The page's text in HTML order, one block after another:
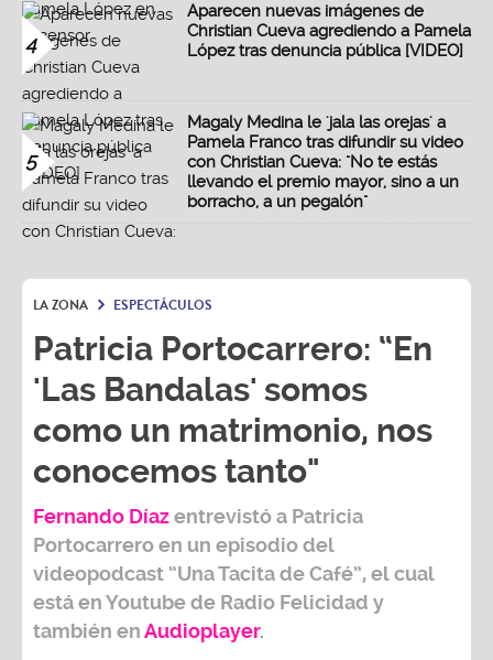
4
Aparecen nuevas imágenes de
Christian Cueva agrediendo a Pamela
López tras denuncia pública [VIDEO]
5
Magaly Medina le 'jala las orejas' a
Pamela Franco tras difundir su video
con Christian Cueva: "No te estás
llevando el premio mayor, sino a un
borracho, a un pegalón"
LA ZONA ESPECTÁCULOS
Patricia Portocarrero: “En
'Las Bandalas' somos
como un matrimonio, nos
conocemos tanto"
Fernando Díazentrevistó a Patricia
Portocarreroen un episodio del
videopodcast “Una Tacita de Café”, el cual
está en Youtube de Radio Felicidad y
también enAudioplayer.